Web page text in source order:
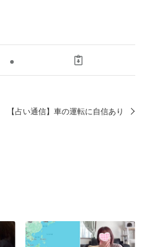
【占い通信】車の運転に自信あり